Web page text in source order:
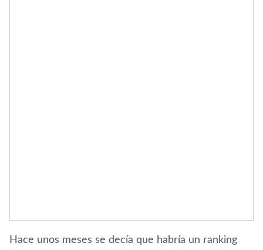
Hace unos meses se decí­a que habrí­a un ranking